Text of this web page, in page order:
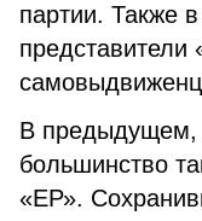
партии. Также
В предыдущем,
большинство
«ЕР».